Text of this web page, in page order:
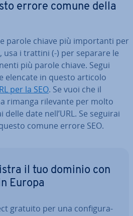
errore comune della
parole chiave più im­por­tan­ti per
usa i trattini (-) per separare le
più parole chiave. Segui
elencate in questo articolo
per la SEO. Se vuoi che il
rimanga rilevante per molto
date nell’URL. Se seguirai
comune errore SEO.
il tuo dominio con
Europa
gratuito per una con­fi­gu­ra­